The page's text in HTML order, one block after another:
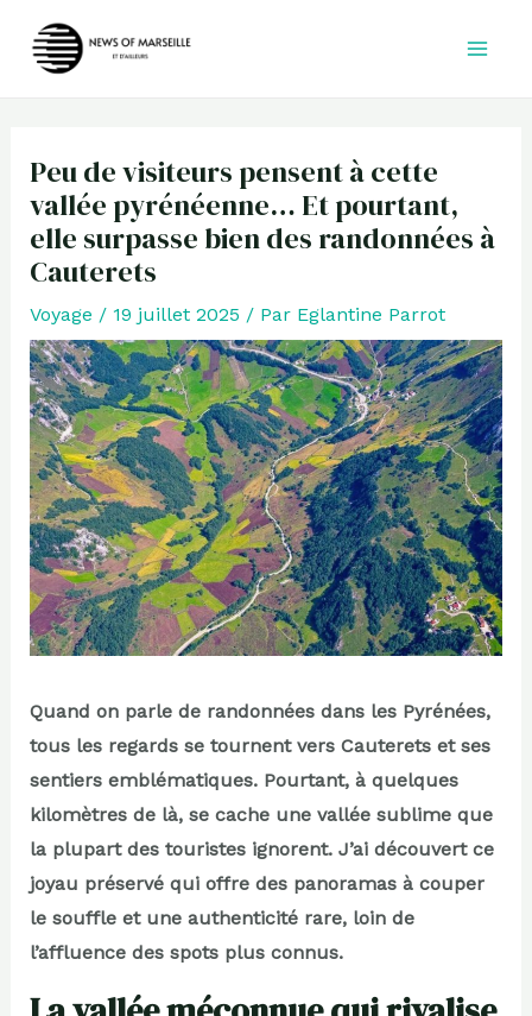
Peu de visiteurs pensent à cette
vallée pyrénéenne… Et pourtant,
elle surpasse bien des randonnées à
Cauterets
Voyage / 19 juillet 2025 / Par Eglantine Parrot
Quand on parle de randonnées dans les Pyrénées,
tous les regards se tournent vers Cauterets et ses
sentiers emblématiques. Pourtant, à quelques
kilomètres de là, se cache une vallée sublime que
la plupart des touristes ignorent. J’ai découvert ce
joyau préservé qui offre des panoramas à couper
le souffle et une authenticité rare, loin de
l’affluence des spots plus connus.